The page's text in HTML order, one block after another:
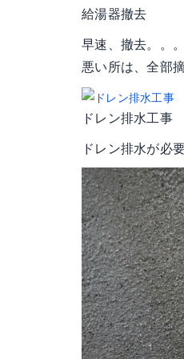
給湯器撤去
早速、撤去。。
悪い所は、全部摘
ドレン排水工事
ドレン排水が必